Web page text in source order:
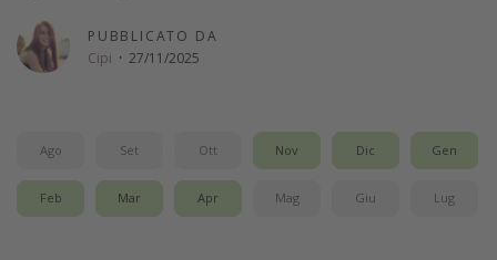
PUBBLICATO DA
Cipi · 27/11/2025
Ago Set Ott Nov Dic Gen
Feb Mar Apr Mag Giu Lug